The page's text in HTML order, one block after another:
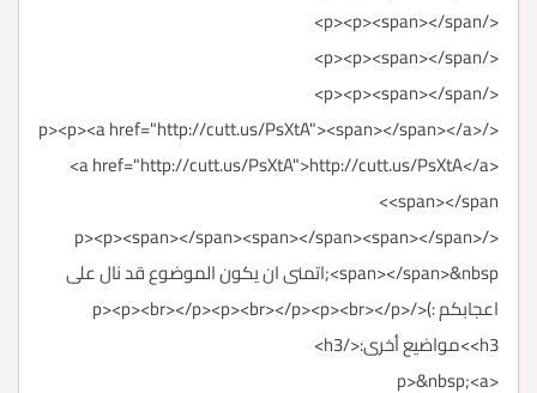
</p><p><span></span>
</p><p><span></span>
</p><p><span></span>
</p><p><a href="http://cutt.us/PsXtA"><span></span></a>
<a href="http://cutt.us/PsXtA">http://cutt.us/PsXtA</a>
<span></span>
</p><p><span></span><span></span><span></span>
<span></span>&nbsp;اتمنى ان يكون الموضوع قد نال على
اعجابكم :)</p><p><br></p><p><br></p><p><br></p>
<h3>مواضيع أخرى:</h3>
<p>&nbsp;<a